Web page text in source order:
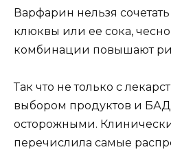
Варфарин нельзя
клюквы или ее сока,
комбинации повышают
Так что не только с
выбором продуктов и
осторожными.
перечислила самые